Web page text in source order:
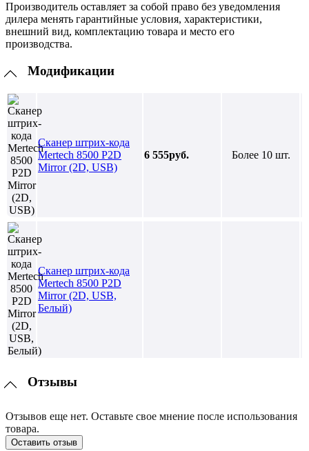
Производитель оставляет за собой право без уведомления
дилера менять гарантийные условия, характеристики,
внешний вид, комплектацию товара и место его
производства.
Модификации
Сканер штрих-кода
Mertech 8500 P2D
Mirror (2D, USB)
6 555руб. Более 10 шт.
Сканер штрих-кода
Mertech 8500 P2D
Mirror (2D, USB,
Белый)
Отзывы
Отзывов еще нет. Оставьте свое мнение после использования
товара.
Оставить отзыв